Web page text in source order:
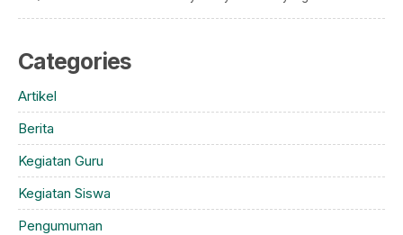
Categories
Artikel
Berita
Kegiatan Guru
Kegiatan Siswa
Pengumuman